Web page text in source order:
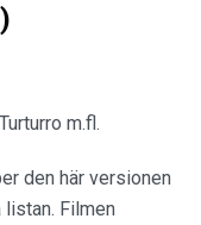
m.fl.
den här versionen
Filmen